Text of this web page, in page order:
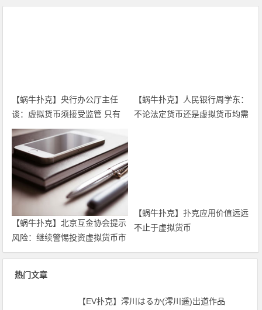
【蜗牛扑克】央行办公厅主任
谈：虚拟货币须接受监管 只有
人民币有法偿性
【蜗牛扑克】人民银行周学东：
不论法定货币还是虚拟货币均需
【蜗牛扑克】北京互金协会提示
风险：继续警惕投资虚拟货币市
场
【蜗牛扑克】扑克应用价值远远
不止于虚拟货币
热门文章
【EV扑克】澪川はるか(澪川遥)出道作品